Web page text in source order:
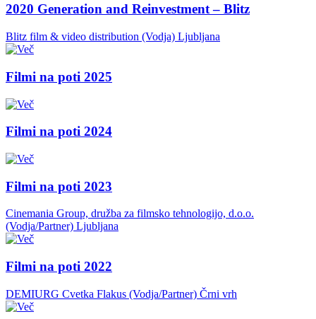
2020 Generation and Reinvestment – Blitz
Blitz film & video distribution (Vodja) Ljubljana
Filmi na poti 2025
Filmi na poti 2024
Filmi na poti 2023
Cinemania Group, družba za filmsko tehnologijo, d.o.o.
(Vodja/Partner) Ljubljana
Filmi na poti 2022
DEMIURG Cvetka Flakus (Vodja/Partner) Črni vrh